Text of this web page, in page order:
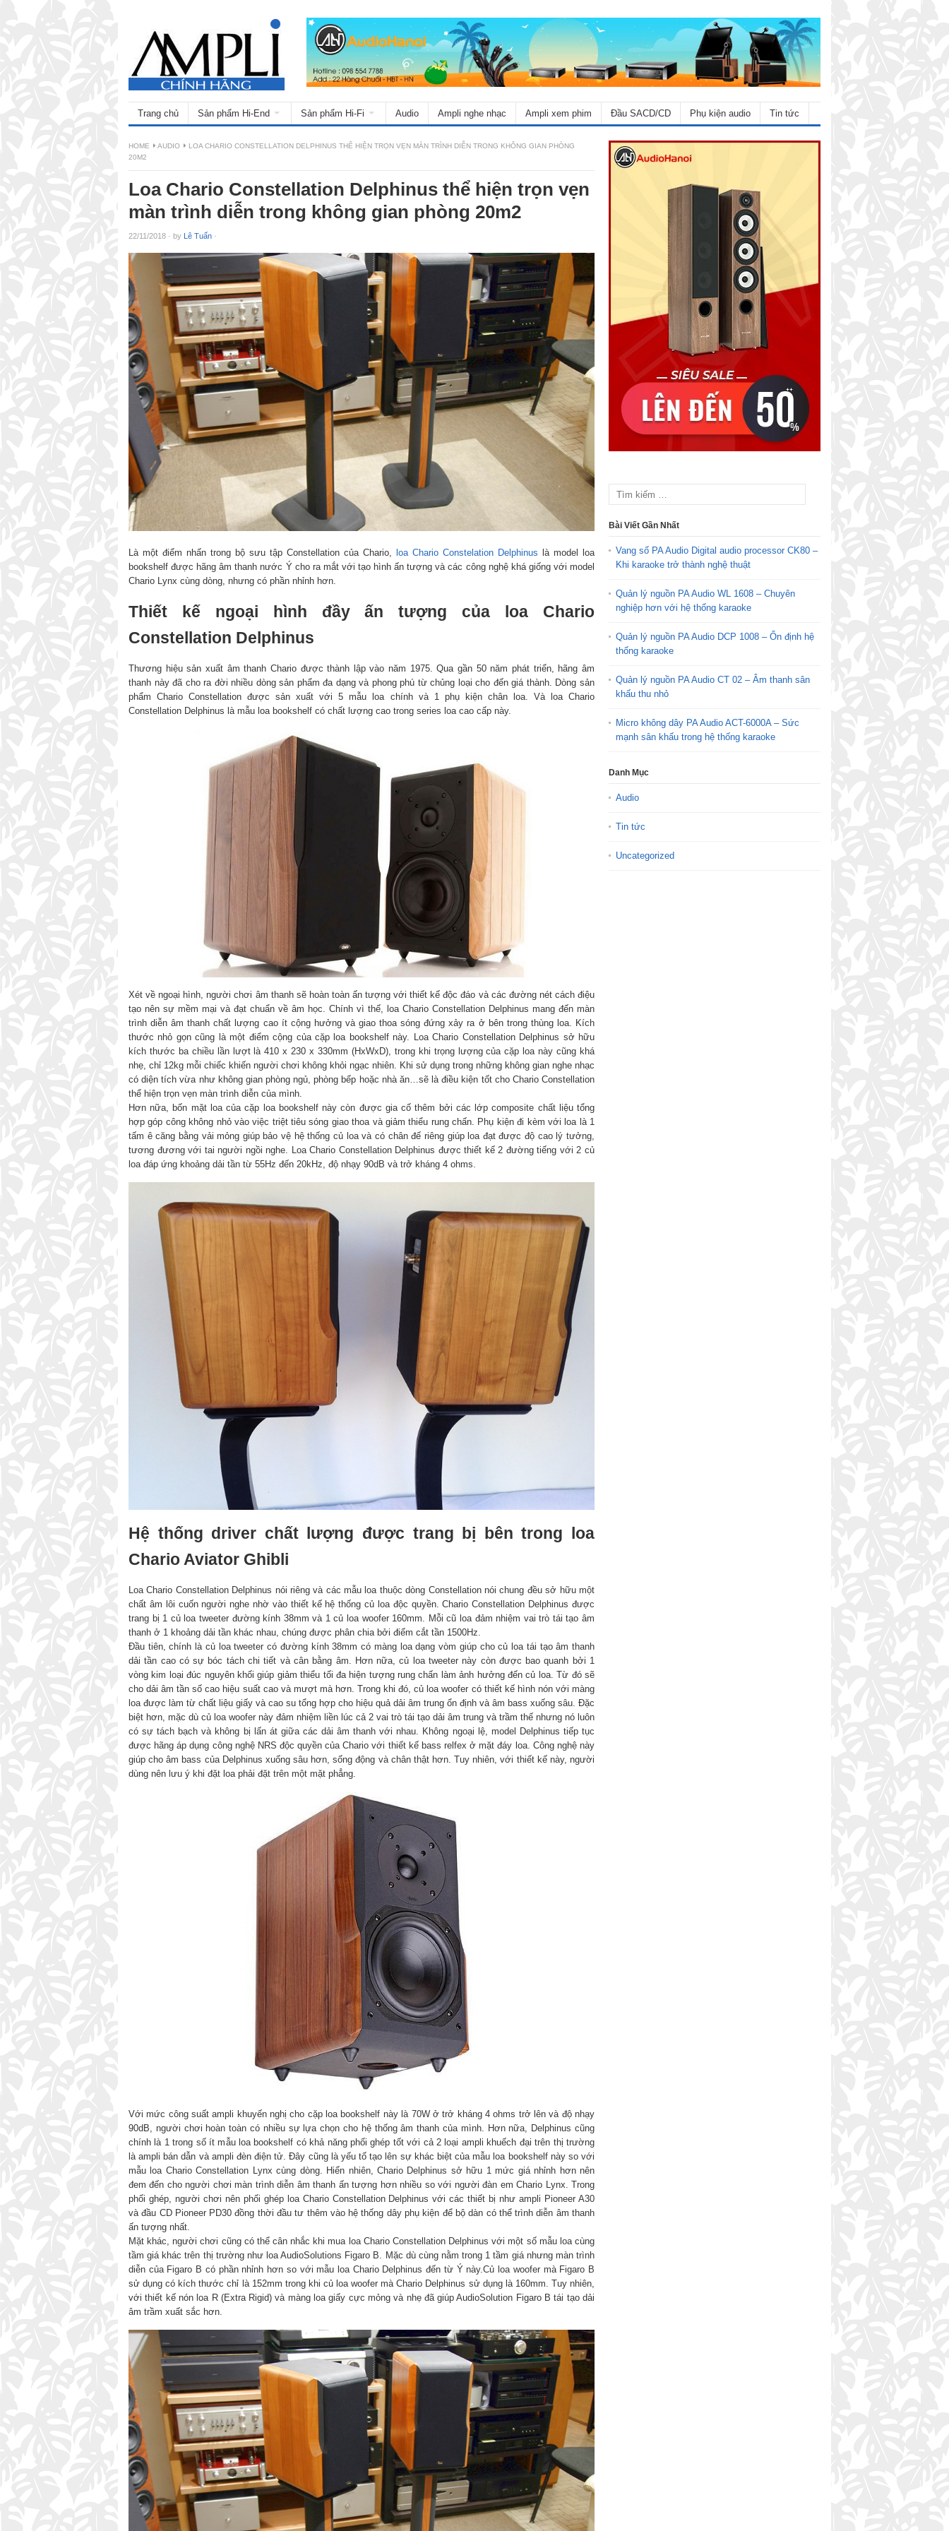
Trang chủ Sản phẩm Hi-End Sản phẩm Hi-Fi Audio Ampli nghe nhạc Ampli xem phim Đầu SACD/CD Phụ kiện audio Tin tức
HOME AUDIO
LOA CHARIO CONSTELLATION DELPHINUS THỂ HIỆN TRỌN VẸN MÀN TRÌNH DIỄN TRONG KHÔNG GIAN PHÒNG
20M2
Loa Chario Constellation Delphinus thể hiện trọn vẹn
màn trình diễn trong không gian phòng 20m2
22/11/2018 · by Lê Tuấn ·
Là một điểm nhấn trong bộ sưu tập Constellation của Chario, loa Chario Constelation Delphinus là model loa
bookshelf được hãng âm thanh nước Ý cho ra mắt với tạo hình ấn tượng và các công nghệ khá giống với model
Chario Lynx cùng dòng, nhưng có phần nhỉnh hơn.
Thiết kế ngoại hình đầy ấn tượng của loa Chario
Constellation Delphinus
Thương hiệu sản xuất âm thanh Chario được thành lập vào năm 1975. Qua gần 50 năm phát triển, hãng âm
thanh này đã cho ra đời nhiều dòng sản phẩm đa dạng và phong phú từ chủng loại cho đến giá thành. Dòng sản
phẩm Chario Constellation được sản xuất với 5 mẫu loa chính và 1 phụ kiện chân loa. Và loa Chario
Constellation Delphinus là mẫu loa bookshelf có chất lượng cao trong series loa cao cấp này.
Xét về ngoại hình, người chơi âm thanh sẽ hoàn toàn ấn tượng với thiết kế độc đáo và các đường nét cách điệu
tạo nên sự mềm mại và đạt chuẩn về âm học. Chính vì thế, loa Chario Constellation Delphinus mang đến màn
trình diễn âm thanh chất lượng cao ít cộng hưởng và giao thoa sóng đứng xảy ra ở bên trong thùng loa. Kích
thước nhỏ gọn cũng là một điểm cộng của cặp loa bookshelf này. Loa Chario Constellation Delphinus sở hữu
kích thước ba chiều lần lượt là 410 x 230 x 330mm (HxWxD), trong khi trọng lượng của cặp loa này cũng khá
nhẹ, chỉ 12kg mỗi chiếc khiến người chơi không khỏi ngạc nhiên. Khi sử dụng trong những không gian nghe nhạc
có diện tích vừa như không gian phòng ngủ, phòng bếp hoặc nhà ăn…sẽ là điều kiện tốt cho Chario Constellation
thể hiện trọn vẹn màn trình diễn của mình.
Hơn nữa, bốn mặt loa của cặp loa bookshelf này còn được gia cố thêm bởi các lớp composite chất liệu tổng
hợp góp công không nhỏ vào việc triệt tiêu sóng giao thoa và giảm thiểu rung chấn. Phụ kiện đi kèm với loa là 1
tấm ê căng bằng vải mỏng giúp bảo vệ hệ thống củ loa và có chân đế riêng giúp loa đạt được độ cao lý tưởng,
tương đương với tai người ngồi nghe. Loa Chario Constellation Delphinus được thiết kế 2 đường tiếng với 2 củ
loa đáp ứng khoảng dải tần từ 55Hz đến 20kHz, độ nhạy 90dB và trở kháng 4 ohms.
Hệ thống driver chất lượng được trang bị bên trong loa
Chario Aviator Ghibli
Loa Chario Constellation Delphinus nói riêng và các mẫu loa thuộc dòng Constellation nói chung đều sở hữu một
chất âm lôi cuốn người nghe nhờ vào thiết kế hệ thống củ loa độc quyền. Chario Constellation Delphinus được
trang bị 1 củ loa tweeter đường kính 38mm và 1 củ loa woofer 160mm. Mỗi cũ loa đảm nhiệm vai trò tái tạo âm
thanh ở 1 khoảng dải tần khác nhau, chúng được phân chia bởi điểm cắt tần 1500Hz.
Đầu tiên, chính là củ loa tweeter có đường kính 38mm có màng loa dạng vòm giúp cho củ loa tái tạo âm thanh
dải tần cao có sự bóc tách chi tiết và cân bằng âm. Hơn nữa, củ loa tweeter này còn được bao quanh bởi 1
vòng kim loại đúc nguyên khối giúp giảm thiểu tối đa hiện tượng rung chấn làm ảnh hưởng đến củ loa. Từ đó sẽ
cho dải âm tần số cao hiệu suất cao và mượt mà hơn. Trong khi đó, củ loa woofer có thiết kế hình nón với màng
loa được làm từ chất liệu giấy và cao su tổng hợp cho hiệu quả dải âm trung ổn định và âm bass xuống sâu. Đặc
biệt hơn, mặc dù củ loa woofer này đảm nhiệm liền lúc cả 2 vai trò tái tạo dải âm trung và trầm thế nhưng nó luôn
có sự tách bạch và không bị lấn át giữa các dải âm thanh với nhau. Không ngoại lệ, model Delphinus tiếp tục
được hãng áp dụng công nghệ NRS độc quyền của Chario với thiết kế bass relfex ở mặt đáy loa. Công nghệ này
giúp cho âm bass của Delphinus xuống sâu hơn, sống động và chân thật hơn. Tuy nhiên, với thiết kế này, người
dùng nên lưu ý khi đặt loa phải đặt trên một mặt phẳng.
Với mức công suất ampli khuyến nghị cho cặp loa bookshelf này là 70W ở trở kháng 4 ohms trở lên và độ nhạy
90dB, người chơi hoàn toàn có nhiều sự lựa chọn cho hệ thống âm thanh của mình. Hơn nữa, Delphinus cũng
chính là 1 trong số ít mẫu loa bookshelf có khả năng phối ghép tốt với cả 2 loại ampli khuếch đại trên thị trường
là ampli bán dẫn và ampli đèn điện tử. Đây cũng là yếu tố tạo lên sự khác biệt của mẫu loa bookshelf này so với
mẫu loa Chario Constellation Lynx cùng dòng. Hiển nhiên, Chario Delphinus sở hữu 1 mức giá nhỉnh hơn nên
đem đến cho người chơi màn trình diễn âm thanh ấn tượng hơn nhiều so với người đàn em Chario Lynx. Trong
phối ghép, người chơi nên phối ghép loa Chario Constellation Delphinus với các thiết bị như ampli Pioneer A30
và đầu CD Pioneer PD30 đồng thời đầu tư thêm vào hệ thống dây phụ kiện để bộ dàn có thể trình diễn âm thanh
ấn tượng nhất.
Mặt khác, người chơi cũng có thể cân nhắc khi mua loa Chario Constellation Delphinus với một số mẫu loa cùng
tầm giá khác trên thị trường như loa AudioSolutions Figaro B. Mặc dù cùng nằm trong 1 tầm giá nhưng màn trình
diễn của Figaro B có phần nhỉnh hơn so với mẫu loa Chario Delphinus đến từ Ý này.Củ loa woofer mà Figaro B
sử dụng có kích thước chỉ là 152mm trong khi củ loa woofer mà Chario Delphinus sử dụng là 160mm. Tuy nhiên,
với thiết kế nón loa R (Extra Rigid) và màng loa giấy cực mỏng và nhẹ đã giúp AudioSolution Figaro B tái tạo dải
âm trầm xuất sắc hơn.
Bài Viết Gần Nhất
Vang số PA Audio Digital audio processor CK80 –
Khi karaoke trở thành nghệ thuật
Quản lý nguồn PA Audio WL 1608 – Chuyên
nghiệp hơn với hệ thống karaoke
Quản lý nguồn PA Audio DCP 1008 – Ổn định hệ
thống karaoke
Quản lý nguồn PA Audio CT 02 – Âm thanh sân
khấu thu nhỏ
Micro không dây PA Audio ACT-6000A – Sức
mạnh sân khấu trong hệ thống karaoke
Danh Mục
Audio
Tin tức
Uncategorized